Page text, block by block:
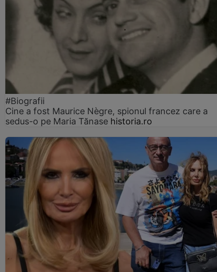
#Biografii
Cine a fost Maurice Nègre, spionul francez care a
sedus-o pe Maria Tănase historia.ro